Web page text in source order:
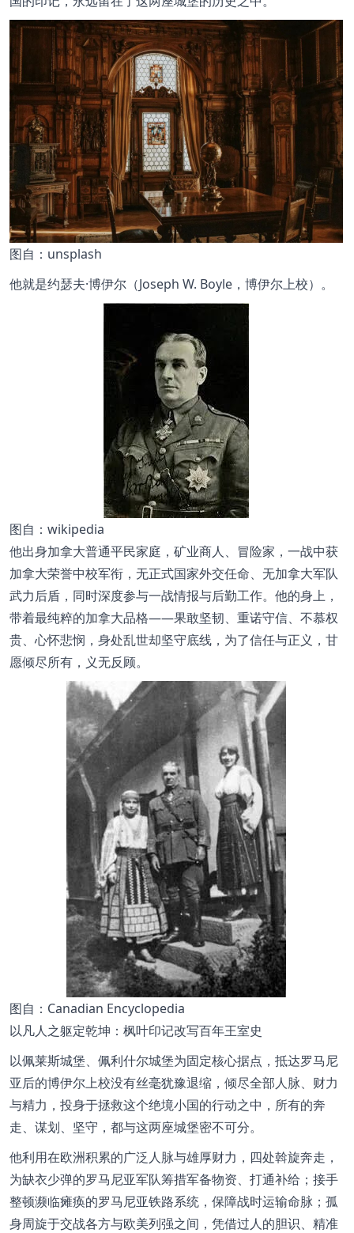
图自：unsplash
他就是约瑟夫·博伊尔（Joseph W. Boyle，博伊尔上校）。
图自：wikipedia
他出身加拿大普通平民家庭，矿业商人、冒险家，一战中获
加拿大荣誉中校军衔，无正式国家外交任命、无加拿大军队
武力后盾，同时深度参与一战情报与后勤工作。他的身上，
带着最纯粹的加拿大品格——果敢坚韧、重诺守信、不慕权
贵、心怀悲悯，身处乱世却坚守底线，为了信任与正义，甘
愿倾尽所有，义无反顾。
图自：Canadian Encyclopedia
以凡人之躯定乾坤：枫叶印记改写百年王室史
以佩莱斯城堡、佩利什尔城堡为固定核心据点，抵达罗马尼
亚后的博伊尔上校没有丝毫犹豫退缩，倾尽全部人脉、财力
与精力，投身于拯救这个绝境小国的行动之中，所有的奔
走、谋划、坚守，都与这两座城堡密不可分。
他利用在欧洲积累的广泛人脉与雄厚财力，四处斡旋奔走，
为缺衣少弹的罗马尼亚军队筹措军备物资、打通补给；接手
整顿濒临瘫痪的罗马尼亚铁路系统，保障战时运输命脉；孤
身周旋于交战各方与欧美列强之间，凭借过人的胆识、精准